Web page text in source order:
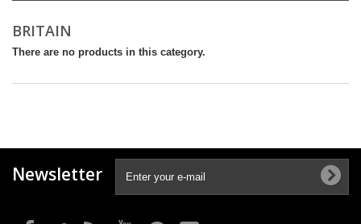
LIVRES ANCIENS AVANT 1945
BRITAIN
There are no products in this category.
Newsletter